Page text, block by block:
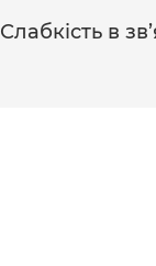
Слабкість в